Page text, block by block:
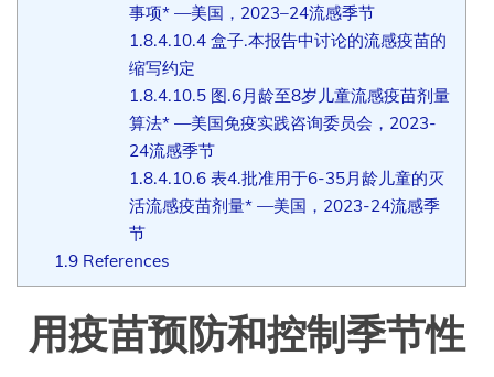
事项* —美国，2023–24流感季节
1.8.4.10.4 盒子.本报告中讨论的流感疫苗的
缩写约定
1.8.4.10.5 图.6月龄至8岁儿童流感疫苗剂量
算法* —美国免疫实践咨询委员会，2023-
24流感季节
1.8.4.10.6 表4.批准用于6-35月龄儿童的灭
活流感疫苗剂量* —美国，2023-24流感季
节
1.9References
用疫苗预防和控制季节性